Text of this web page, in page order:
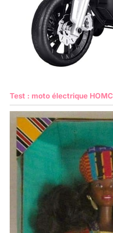
Test : moto électrique